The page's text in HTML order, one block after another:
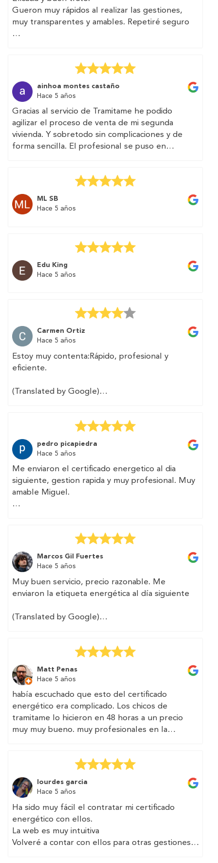
Gueron muy rápidos al realizar las gestiones,
muy transparentes y amables. Repetiré seguro
Gueron very quick to carry out the procedures,
very transparent and friendly. I will repeat for
sure
ainhoa montes castaño
Hace 5 años
Gracias al servicio de Tramitame he podido
agilizar el proceso de venta de mi segunda
vivienda. Y sobretodo sin complicaciones y de
forma sencilla. El profesional se puso en
Muy recommendable.
(Translated by Google)
Thanks to the Tramitame service I have been
second home. And above all without
complications and in a simple way. The
professional contacted me and carried out the
procedures I needed in two days.
ML SB
Hace 5 años
Edu King
Hace 5 años
Carmen Ortiz
Hace 5 años
Estoy muy contenta:Rápido, profesional y
eficiente.
(Translated by Google)
pedro picapiedra
Hace 5 años
Me enviaron el certificado energetico al dia
siguiente, gestion rapida y muy profesional. Muy
amable Miguel.
day, fast and very professional management.
Very kind Miguel.
Marcos Gil Fuertes
Hace 5 años
Muy buen servicio, precio razonable. Me
enviaron la etiqueta energética al día siguiente
(Translated by Google)
Matt Penas
Hace 5 años
había escuchado que esto del certificado
energético era complicado. Los chicos de
tramitame lo hicieron en 48 horas a un precio
muy muy bueno. muy profesionales en la
(Translated by Google)
I had heard that this energy certificate thing was
complicated. The guys from processing it in 48
hours at a very very good price. very
professional in phone service
lourdes garcia
Hace 5 años
Ha sido muy fácil el contratar mi certificado
energético con ellos.
La web es muy intuitiva
Volveré a contar con ellos para otras gestiones